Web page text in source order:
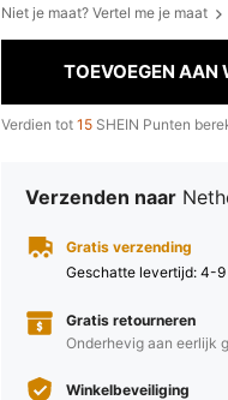
Niet je maat? Vertel me je maat
TOEVOEGEN AAN
Verdien tot 15 SHEIN Punten
Verzenden naar
Gratis verzending
Geschatte levertijd: 4-9
Gratis retourneren
Onderhevig aan eerlijk
Winkelbeveiliging